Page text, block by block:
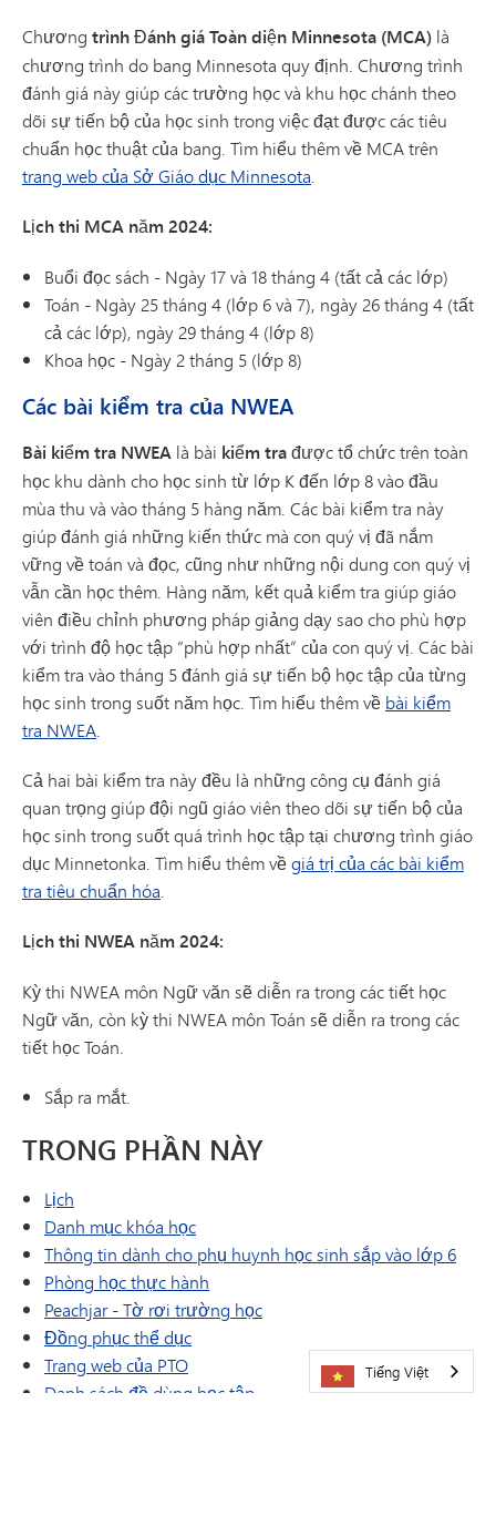
Chương trình Đánh giá Toàn diện Minnesota (MCA) là
chương trình do bang Minnesota quy định. Chương trình
đánh giá này giúp các trường học và khu học chánh theo
dõi sự tiến bộ của học sinh trong việc đạt được các tiêu
chuẩn học thuật của bang. Tìm hiểu thêm về MCA trên
trang web của Sở Giáo dục Minnesota.
Lịch thi MCA năm 2024:
Buổi đọc sách - Ngày 17 và 18 tháng 4 (tất cả các lớp)
Toán - Ngày 25 tháng 4 (lớp 6 và 7), ngày 26 tháng 4 (tất
cả các lớp), ngày 29 tháng 4 (lớp 8)
Khoa học - Ngày 2 tháng 5 (lớp 8)
Các bài kiểm tra của NWEA
Bài kiểm tra NWEA là bài kiểm trađược tổ chức trên toàn
học khu dành cho học sinh từ lớp K đến lớp 8 vào đầu
mùa thu và vào tháng 5 hàng năm. Các bài kiểm tra này
giúp đánh giá những kiến thức mà con quý vị đã nắm
vững về toán và đọc, cũng như những nội dung con quý vị
vẫn cần học thêm. Hàng năm, kết quả kiểm tra giúp giáo
viên điều chỉnh phương pháp giảng dạy sao cho phù hợp
với trình độ học tập “phù hợp nhất” của con quý vị. Các bài
kiểm tra vào tháng 5 đánh giá sự tiến bộ học tập của từng
học sinh trong suốt năm học. Tìm hiểu thêm về bài kiểm
tra NWEA.
Cả hai bài kiểm tra này đều là những công cụ đánh giá
quan trọng giúp đội ngũ giáo viên theo dõi sự tiến bộ của
học sinh trong suốt quá trình học tập tại chương trình giáo
dục Minnetonka. Tìm hiểu thêm vềgiá trị của các bài kiểm
tra tiêu chuẩn hóa.
Lịch thi NWEA năm 2024:
Kỳ thi NWEA môn Ngữ văn sẽ diễn ra trong các tiết học
Ngữ văn, còn kỳ thi NWEA môn Toán sẽ diễn ra trong các
tiết học Toán.
Sắp ra mắt.
TRONG PHẦN NÀY
Lịch
Danh mục khóa học
Thông tin dành cho phụ huynh học sinh sắp vào lớp 6(mở
Phòng học thực hành
Peachjar - Tờ rơi trường học(mở trong cửa sổ/tab mới)
Đồng phục thể dục
Trang web của PTO(mở trong cửa sổ/tab mới)
Danh sách đồ dùng học tập
Tiếng Việt